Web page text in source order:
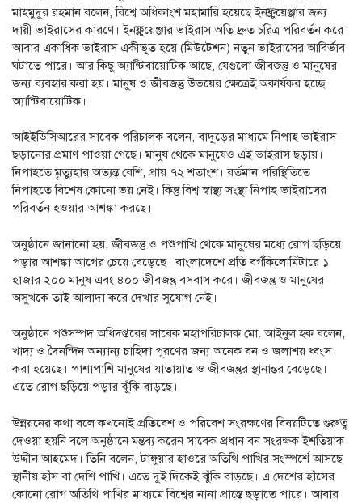
মাহমুদুর রহমান বলেন, বিশ্বে অধিকাংশ মহামারি হয়েছে ইনফ্লুয়েঞ্জার জন্য
দায়ী ভাইরাসের কারণে। ইনফ্লুয়েঞ্জার ভাইরাস অতি দ্রুত চরিত্র পরিবর্তন করে।
আবার একাধিক ভাইরাস একীভূত হয়ে (মিউটেশন) নতুন ভাইরাসের আবির্ভাব
ঘটাতে পারে। আর কিছু অ্যান্টিবায়োটিক আছে, যেগুলো জীবজন্তু ও মানুষের
জন্য ব্যবহার করা হয়। মানুষ ও জীবজন্তু উভয়ের ক্ষেত্রেই অকার্যকর হচ্ছে
অ্যান্টিবায়োটিক।
আইইডিসিআরের সাবেক পরিচালক বলেন, বাদুড়ের মাধ্যমে নিপাহ ভাইরাস
ছড়ানোর প্রমাণ পাওয়া গেছে। মানুষ থেকে মানুষেও এই ভাইরাস ছড়ায়।
নিপাহতে মৃত্যুহার অত্যন্ত বেশি, প্রায় ৭২ শতাংশ। বর্তমান পরিস্থিতিতে
নিপাহতে বিশেষ কোনো ভয় নেই। কিন্তু বিশ্ব স্বাস্থ্য সংস্থা নিপাহ ভাইরাসের
পরিবর্তন হওয়ার আশঙ্কা করছে।
অনুষ্ঠানে জানানো হয়, জীবজন্তু ও পশুপাখি থেকে মানুষের মধ্যে রোগ ছড়িয়ে
পড়ার আশঙ্কা আগের চেয়ে বেড়েছে। বাংলাদেশে প্রতি বর্গকিলোমিটারে ১
হাজার ২০০ মানুষ এবং ৪০০ জীবজন্তু বসবাস করে। জীবজন্তু ও মানুষের
অসুখকে তাই আলাদা করে দেখার সুযোগ নেই।
অনুষ্ঠানে পশুসম্পদ অধিদপ্তরের সাবেক মহাপরিচালক মো. আইনুল হক বলেন,
খাদ্য ও দৈনন্দিন অন্যান্য চাহিদা পূরণের জন্য অনেক বন ও জলাশয় ধ্বংস
করা হয়েছে। পাশাপাশি মানুষের যাতায়াত ও জীবজন্তুর স্থানান্তর বেড়েছে।
এতে রোগ ছড়িয়ে পড়ার ঝুঁকি বাড়ছে।
উন্নয়নের কথা বলে কখনোই প্রতিবেশ ও পরিবেশ সংরক্ষণের বিষয়টিতে গুরুত্ব
দেওয়া হয়নি বলে অনুষ্ঠানে মন্তব্য করেন সাবেক প্রধান বন সংরক্ষক ইশতিয়াক
উদ্দীন আহমেদ। তিনি বলেন, টাঙ্গুয়ার হাওরে অতিথি পাখির সংস্পর্শে আসছে
স্থানীয় হাঁস বা দেশি পাখি। এতে দুই দিকেই ঝুঁকি বাড়ছে। এ দেশের হাঁসের
কোনো রোগ অতিথি পাখির মাধ্যমে বিশ্বের নানা প্রান্তে ছড়াতে পারে। আবার